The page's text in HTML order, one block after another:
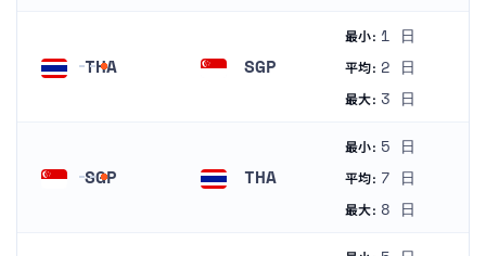
THA SGP
最小: 1 日
平均: 2 日
最大: 3 日
SGP THA
最小: 5 日
平均: 7 日
最大: 8 日